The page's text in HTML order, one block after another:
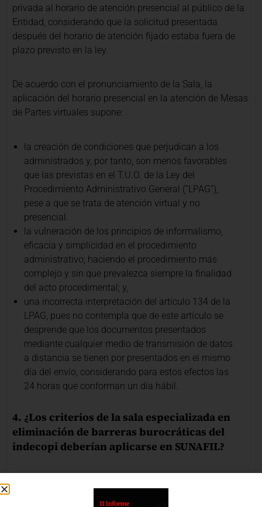
privada al horario de atención presencial al público de la
Entidad, considerando que la solicitud presentada
después del horario de atención fijado estaba fuera de
plazo previsto en la ley.
De acuerdo con el pronunciamiento de la Sala, la
aplicación del horario presencial en la atención de Mesas
de Partes virtuales supone:
la creación de condiciones que perjudican a los
administrados y, por tanto, son menos favorables
que las previstas en el T.U.O. de la Ley del
Procedimiento Administrativo General (“LPAG”),
pese a que se trata de atención virtual y no
presencial.
la vulneración de los principios de informalismo,
eficacia y simplicidad en el procedimiento
administrativo; haciendo el procedimiento más
complejo y sin que prevalezca siempre la finalidad
del acto procedimental; y,
una incorrecta interpretación del artículo 134 de la
LPAG, pues no contempla que de este artículo se
desprende que los documentos presentados
mediante cualquier medio de transmisión de datos
a distancia se tienen por presentados en el mismo
día del envío, considerando para estos efectos las
24 horas que conforman un día hábil.
4. ¿Los criterios de la sala especializada en
eliminación de barreras burocráticas del
indecopi deberían aplicarse en SUNAFIL?